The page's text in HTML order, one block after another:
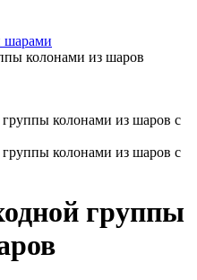
шарами
колонами из шаров
группы